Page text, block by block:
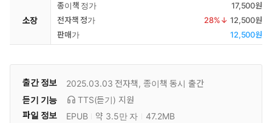
소장
종이책 정가
17,500원
전자책 정가
28%↓ 12,500원
판매가
12,500원
출간 정보 2025.03.03 전자책, 종이책 동시 출간
듣기 기능
TTS(듣기) 지원
파일 정보
EPUB 약 3.5만 자
47.2MB